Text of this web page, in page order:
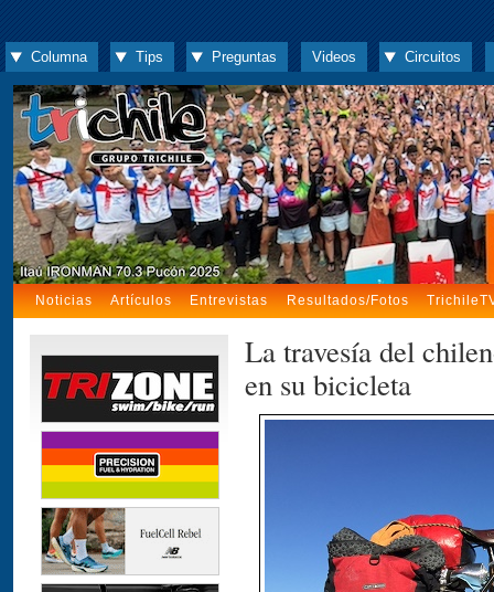
Columna Tips Preguntas Videos Circuitos
Noticias Artículos Entrevistas Resultados/Fotos
La travesía del
en su bicicleta